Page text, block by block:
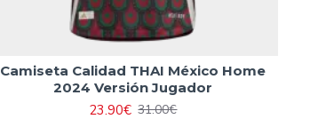
Camiseta Calidad THAI México Home
2024 Versión Jugador
23.90€ 31.00€